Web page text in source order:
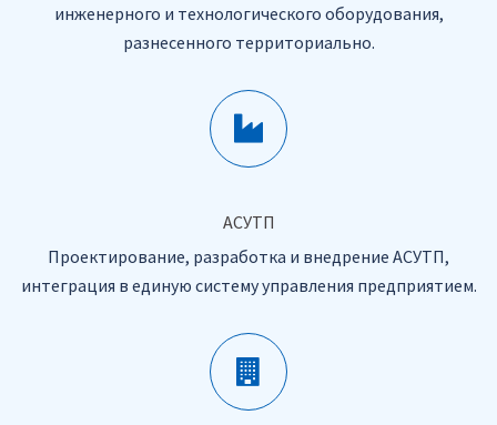
инженерного и технологического оборудования,
разнесенного территориально.
АСУТП
Проектирование, разработка и внедрение АСУТП,
интеграция в единую систему управления предприятием.